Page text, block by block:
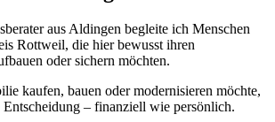
aus Aldingen begleite ich Menschen
Rottweil, die hier bewusst ihren
oder sichern möchten.
kaufen, bauen oder modernisieren möchte,
– finanziell wie persönlich.